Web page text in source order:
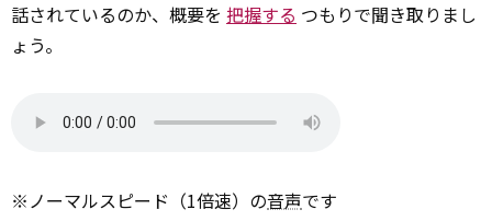
話されているのか、概要を 把握する つもりで聞き取りまし
ょう。
※ノーマルスピード（1倍速）の音声です